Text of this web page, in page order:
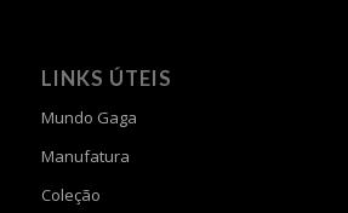
LINKS ÚTEIS
Mundo Gaga
Manufatura
Coleção